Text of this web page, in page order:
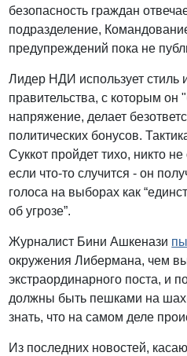
безопасность граждан
подразделение,
предупреждений пока не
Лидер НДИ использует стиль
правительства, с которым он
напряжение, делает
политических бонусов.
Суккот пройдет тихо, никто
если что-то случится - он
голоса на выборах как
об угрозе”.
Журналист Бини Ашкенази
окружения Либермана, чем
экстраординарного поста, и
должны быть пешками на
знать, что на самом деле
Из последних новостей,